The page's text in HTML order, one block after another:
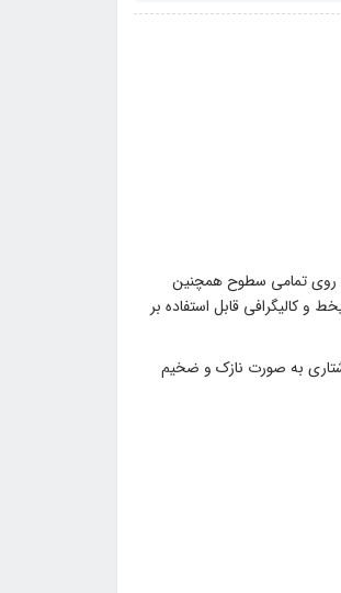
روی تمامی سطوح همچنین
و کالیگرافی قابل استفاده بر
به صورت نازک و ضخیم